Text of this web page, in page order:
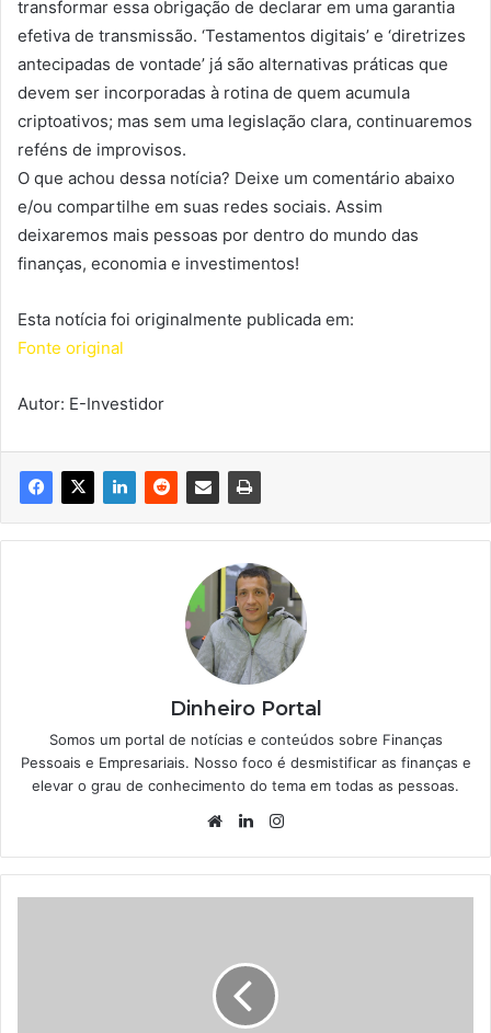
transformar essa obrigação de declarar em uma garantia
efetiva de transmissão. ‘Testamentos digitais’ e ‘diretrizes
antecipadas de vontade’ já são alternativas práticas que
devem ser incorporadas à rotina de quem acumula
criptoativos; mas sem uma legislação clara, continuaremos
reféns de improvisos.
O que achou dessa notícia? Deixe um comentário abaixo
e/ou compartilhe em suas redes sociais. Assim
deixaremos mais pessoas por dentro do mundo das
finanças, economia e investimentos!
Esta notícia foi originalmente publicada em:
Fonte original
Autor: E-Investidor
Dinheiro Portal
Somos um portal de notícias e conteúdos sobre Finanças
Pessoais e Empresariais. Nosso foco é desmistificar as finanças e
elevar o grau de conhecimento do tema em todas as pessoas.
WebsiteLinkedin